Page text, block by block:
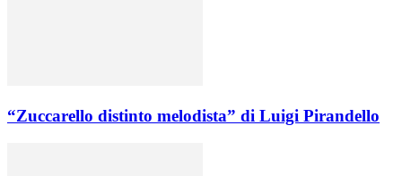
“Zuccarello distinto melodista” di Luigi Pirandello